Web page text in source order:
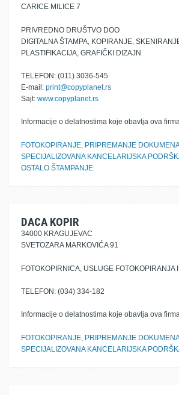
CARICE MILICE 7
PRIVREDNO DRUŠTVO DOO
DIGITALNA ŠTAMPA, KOPIRANJE,
PLASTIFIKACIJA, GRAFIČKI DIZAJN
TELEFON: (011) 3036-545
E-mail: print@copyplanet.rs
Sajt: www.copyplanet.rs
Informacije o delatnostima koje obavlja ova
FOTOKOPIRANJE, PRIPREMANJE
SPECIJALIZOVANA KANCELARIJSKA
OSTALO ŠTAMPANJE
DACA KOPIR
34000 KRAGUJEVAC
SVETOZARA MARKOVIĆA 91
FOTOKOPIRNICA, USLUGE FOTOKOPIRANJA
TELEFON: (034) 334-182
Informacije o delatnostima koje obavlja ova
FOTOKOPIRANJE, PRIPREMANJE
SPECIJALIZOVANA KANCELARIJSKA